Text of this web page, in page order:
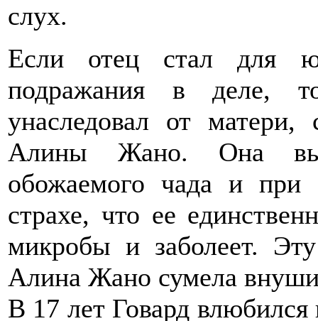
слух.
Если отец стал для
подражания в деле,
унаследовал от
Алины Жано. Она
обожаемого чада и при
страхе, что ее
микробы и заболеет.
Алина Жано сумела
В 17 лет Говард